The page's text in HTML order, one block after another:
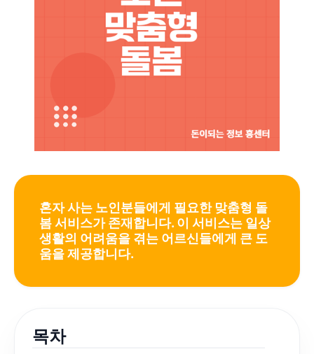
혼자 사는 노인분들에게 필요한 맞춤형 돌
봄 서비스가 존재합니다. 이 서비스는 일상
생활의 어려움을 겪는 어르신들에게 큰 도
움을 제공합니다.
목차